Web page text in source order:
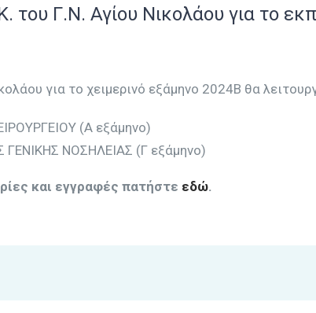
του Γ.Ν. Αγίου Νικολάου για το
για το χειμερινό εξάμηνο 2024Β θα
(Α εξάμηνο)
ΝΟΣΗΛΕΙΑΣ (Γ εξάμηνο)
και εγγραφές πατήστε εδώ.